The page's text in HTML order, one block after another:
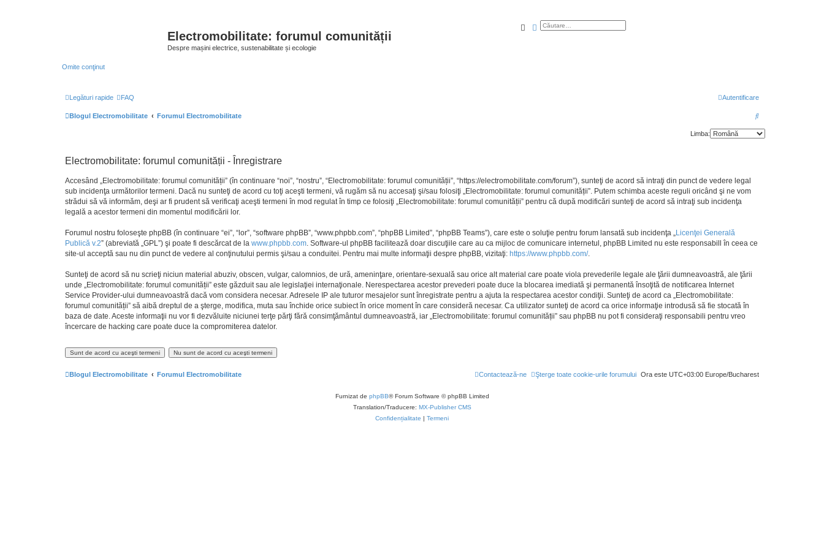
Electromobilitate: forumul comunității
Despre mașini electrice, sustenabilitate și ecologie
Omite conţinut
CăutareCăutare avansată
Legături rapide FAQ Autentificare
Blogul Electromobilitate Forumul Electromobilitate
C
ă
Limba:
Electromobilitate: forumul comunității - Înregistrare
Accesând „Electromobilitate: forumul comunității” (în continuare “noi”, “nostru”, “Electromobilitate: forumul comunității”, “https://electromobilitate.com/forum”), sunteţi de acord să intraţi din punct de vedere legal
sub incidenţa următorilor termeni. Dacă nu sunteţi de acord cu toţi aceşti termeni, vă rugăm să nu accesaţi şi/sau folosiţi „Electromobilitate: forumul comunității”. Putem schimba aceste reguli oricând şi ne vom
strădui să vă informăm, deşi ar fi prudent să verificaţi aceşti termeni în mod regulat în timp ce folosiţi „Electromobilitate: forumul comunității” pentru că după modificări sunteţi de acord să intraţi sub incidenţa
legală a acestor termeni din momentul modificării lor.
Forumul nostru foloseşte phpBB (în continuare “ei”, “lor”, “software phpBB”, “www.phpbb.com”, “phpBB Limited”, “phpBB Teams”), care este o soluţie pentru forum lansată sub incidenţa „ Licenţei Generală
Publică v.2” (abreviată „GPL”) şi poate fi descărcat de la www.phpbb.com . Software-ul phpBB facilitează doar discuţiile care au ca mijloc de comunicare internetul, phpBB Limited nu este responsabill în ceea ce
site-ul acceptă sau nu din punct de vedere al conţinutului permis şi/sau a conduitei. Pentru mai multe informaţii despre phpBB, vizitaţi: https://www.phpbb.com/.
Sunteţi de acord să nu scrieţi niciun material abuziv, obscen, vulgar, calomnios, de ură, ameninţare, orientare-sexuală sau orice alt material care poate viola prevederile legale ale ţării dumneavoastră, ale ţării
unde „Electromobilitate: forumul comunității” este găzduit sau ale legislaţiei internaţionale. Nerespectarea acestor prevederi poate duce la blocarea imediată şi permanentă însoţită de notificarea Internet
Service Provider-ului dumneavoastră dacă vom considera necesar. Adresele IP ale tuturor mesajelor sunt înregistrate pentru a ajuta la respectarea acestor condiţii. Sunteţi de acord ca „Electromobilitate:
forumul comunității” să aibă dreptul de a şterge, modifica, muta sau închide orice subiect în orice moment în care consideră necesar. Ca utilizator sunteţi de acord ca orice informaţie introdusă să fie stocată în
baza de date. Aceste informaţii nu vor fi dezvăluite niciunei terţe părţi fără consimţământul dumneavoastră, iar „Electromobilitate: forumul comunității” sau phpBB nu pot fi consideraţi responsabili pentru vreo
încercare de hacking care poate duce la compromiterea datelor.
Blogul Electromobilitate Forumul Electromobilitate Ora este UTC+03:00 Europe/Bucharest
Şterge toate cookie-urile forumului
Contactează-ne
Furnizat de phpBB® Forum Software © phpBB Limited
Translation/Traducere: MX-Publisher CMS
Confidențialitate | Termeni